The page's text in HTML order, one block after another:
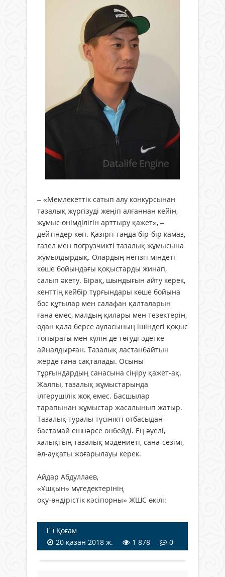
– «Мемлекеттік сатып алу конкурсынан
тазалық жүргізуді жеңіп алғаннан кейін,
жұмыс өнімділігін арттыру қажет», –
дейтіндер көп. Қазіргі таңда бір-бір камаз,
газел мен погрузчикті тазалық жұмысына
жұмылдырдық. Олардың негізгі міндеті
көше бойындағы қоқыстарды жинап,
салып әкету. Бірақ, шындығын айту керек,
кенттің кейбір тұрғындары көше бойына
бос құтылар мен салафан қалталарын
ғана емес, малдың қилары мен тезектерін,
одан қала берсе ауласының ішіндегі қоқыс
топырағы мен күлін де төгуді әдетке
айналдырған. Тазалық ластанбайтын
жерде ғана сақталады. Осыны
тұрғындардың санасына сіңіру қажет-ақ.
Жалпы, тазалық жұмыстарында
ілгерушілік жоқ емес. Басшылар
тарапынан жұмыстар жасалынып жатыр.
Тазалық туралы түсінікті отбасыдан
бастамай ешнәрсе өнбейді. Ең әуелі,
халықтың тазалық мәдениеті, сана-сезімі,
әл-ауқаты жоғарылауы керек.
Айдар Абдуллаев,
«Ұшқын» мүгедектерінің
оқу-өндірістік кәсіпорны» ЖШС өкілі:
Қоғам
20 қазан 2018 ж.
1 878 0